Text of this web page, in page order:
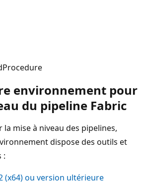
environnement pour
du pipeline Fabric
mise à niveau des pipelines,
dispose des outils et
:
(x64) ou version ultérieure